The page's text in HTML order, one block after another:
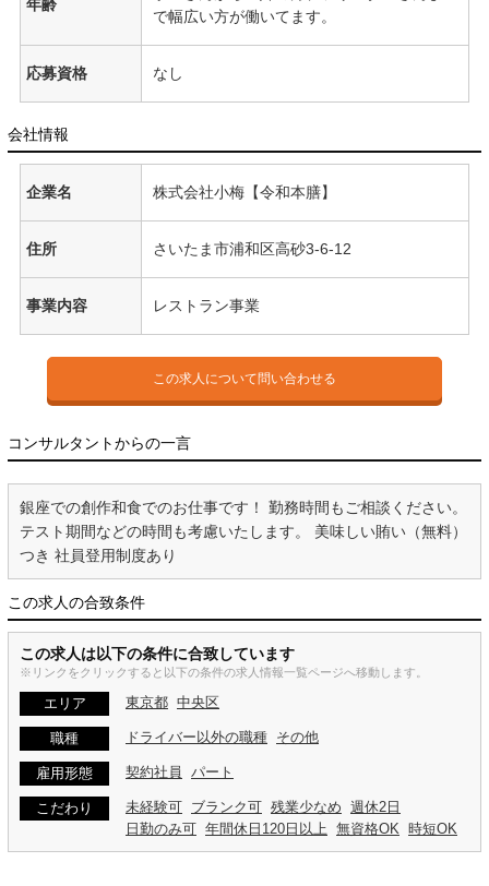
年齢
で幅広い方が働いてます。
応募資格 なし
会社情報
企業名 株式会社小梅【令和本膳】
住所 さいたま市浦和区高砂3-6-12
事業内容 レストラン事業
この求人について問い合わせる
コンサルタントからの一言
銀座での創作和食でのお仕事です！ 勤務時間もご相談ください。
テスト期間などの時間も考慮いたします。 美味しい賄い（無料）
つき 社員登用制度あり
この求人の合致条件
この求人は以下の条件に合致しています
※リンクをクリックすると以下の条件の求人情報一覧ページへ移動します。
エリア 東京都 中央区
職種 ドライバー以外の職種 その他
雇用形態 契約社員 パート
こだわり 未経験可 ブランク可 残業少なめ 週休2日
日勤のみ可 年間休日120日以上 無資格OK 時短OK